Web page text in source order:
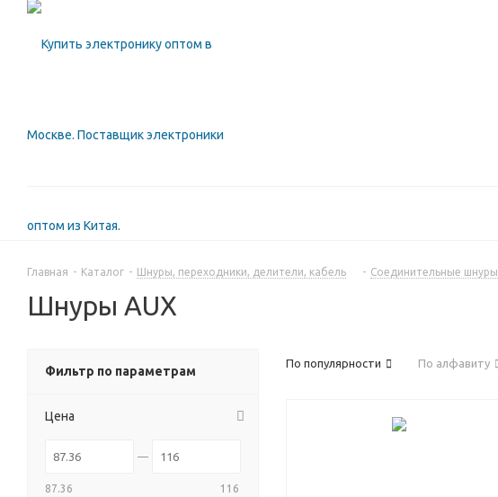
Главная - Каталог - Шнуры, переходники, делители, кабель - Соединительные шнуры
Шнуры AUX
По популярности По алфавиту
Фильтр по параметрам
Цена
87.36 116